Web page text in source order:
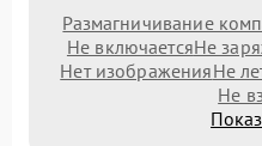
Размагничивание
Не включаетсяНе
Нет изображенияНе
Не